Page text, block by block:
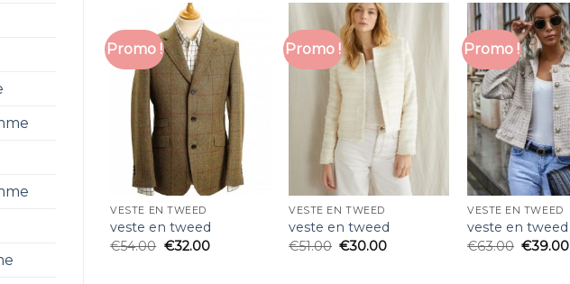
Promo !
VESTE EN TWEED
veste en tweed
€54.00 €32.00
Promo !
VESTE EN TWEED
veste en tweed
€51.00 €30.00
Promo !
VESTE EN TWEED
veste en tweed
€63.00 €39.00